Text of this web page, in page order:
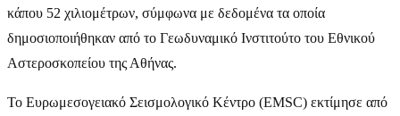
κάπου 52 χιλιομέτρων, σύμφωνα με δεδομένα τα οποία
δημοσιοποιήθηκαν από το Γεωδυναμικό Ινστιτούτο του Εθνικού
Αστεροσκοπείου της Αθήνας.
Το Ευρωμεσογειακό Σεισμολογικό Κέντρο (EMSC) εκτίμησε από